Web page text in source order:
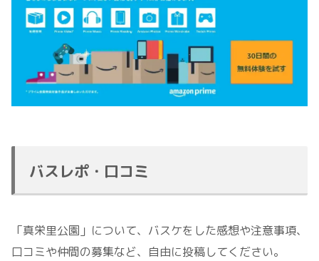
バスレポ・口コミ
「真栄里公園」について、バスケをした感想や注意事項、
口コミや仲間の募集など、自由に投稿してください。